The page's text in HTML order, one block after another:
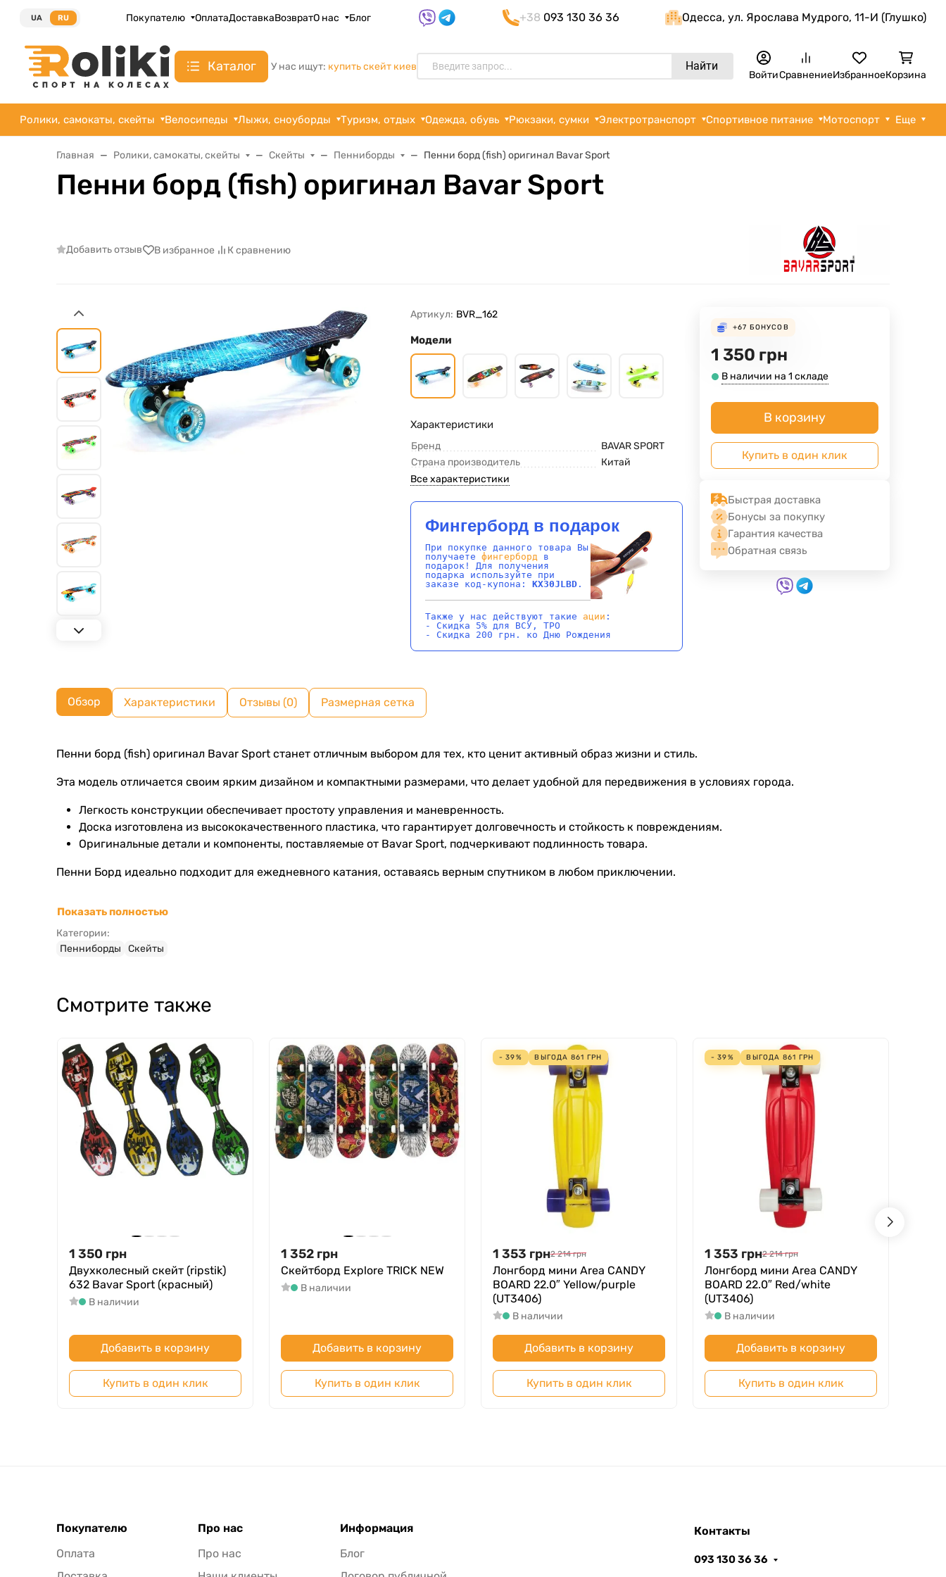
UA RU Покупателю ОплатаДоставкаВозвратО нас Блог +38 093 130 36 36 Одеcса, ул. Ярослава Мудрого, 11-И (Глушко)
Каталог У нас ищут: купить скейт киев Найти
ВойтиСравнениеИзбранноеКорзина
Ролики, самокаты, скейты Велосипеды Лыжи, сноуборды Туризм, отдых Одежда, обувь Рюкзаки, сумки Электротранспорт Спортивное питание Мотоспорт Еще
Главная Ролики, самокаты, скейты Скейты Пенниборды Пенни борд (fish) оригинал Bavar Sport
Пенни борд (fish) оригинал Bavar Sport
Добавить отзыв В избранное К сравнению
Артикул: BVR_162
Модели
Характеристики
Бренд
BAVAR SPORT
Страна производитель
Китай
Все характеристики
Фингерборд в подарок
При покупке данного товара Вы
получаетефингерборд в
подарок! Для получения
подарка используйте при
заказе код-купона:KX30JLBD .
Также у нас действуют такие ации :
- Скидка 5% для ВСУ, ТРО
- Скидка 200 грн. ко Дню Рождения
+67 БОНУСОВ
1 350 грн
В наличии на 1 складе
В корзину
Купить в один клик
Быстрая доставка
Бонусы за покупку
Гарантия качества
Обратная связь
Обзор Характеристики Отзывы (0) Размерная сетка
Пенни борд (fish) оригинал Bavar Sport станет отличным выбором для тех, кто ценит активный образ жизни и стиль.
Эта модель отличается своим ярким дизайном и компактными размерами, что делает удобной для передвижения в условиях города.
Легкость конструкции обеспечивает простоту управления и маневренность.
Доска изготовлена из высококачественного пластика, что гарантирует долговечность и стойкость к повреждениям.
Оригинальные детали и компоненты, поставляемые от Bavar Sport, подчеркивают подлинность товара.
Пенни Борд идеально подходит для ежедневного катания, оставаясь верным спутником в любом приключении.
Показать полностью
Категории:
Пенниборды
Скейты
Смотрите также
1 350 грн
Двухколесный скейт (ripstik)
632 Bavar Sport (красный)
В наличии
Добавить в корзину
Купить в один клик
1 352 грн
Скейтборд Explore TRICK NEW
В наличии
Добавить в корзину
Купить в один клик
- 39% ВЫГОДА 861 ГРН
1 353 грн2 214 грн
Лонгборд мини Area CANDY
BOARD 22.0″ Yellow/purple
(UT3406)
В наличии
Добавить в корзину
Купить в один клик
- 39% ВЫГОДА 861 ГРН
1 353 грн2 214 грн
Лонгборд мини Area CANDY
BOARD 22.0″ Red/white
(UT3406)
В наличии
Добавить в корзину
Купить в один клик
Покупателю
Оплата
Про нас
Про нас
Информация
Блог
Контакты
093 130 36 36